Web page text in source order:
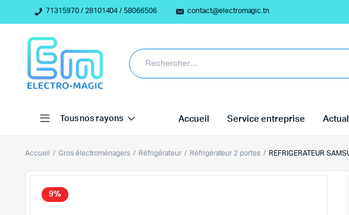
71315970 / 28101404 / 58066506 contact@electromagic.tn
Tous nos rayons Accueil Service entreprise
Accueil Gros électroménagers Réfrigérateur Réfrigérateur 2 portes REFRIGERATEUR
9%